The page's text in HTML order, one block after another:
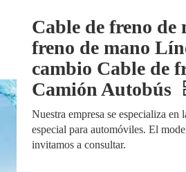
Cable de freno de
freno de mano
cambio Cable de
Camión Autobús
Nuestra empresa se especializa
especial para automóviles. El
invitamos a consultar.